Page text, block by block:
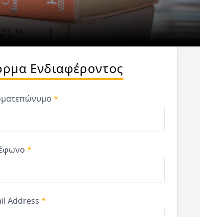
Ενδιαφέροντος
*
*
Address*